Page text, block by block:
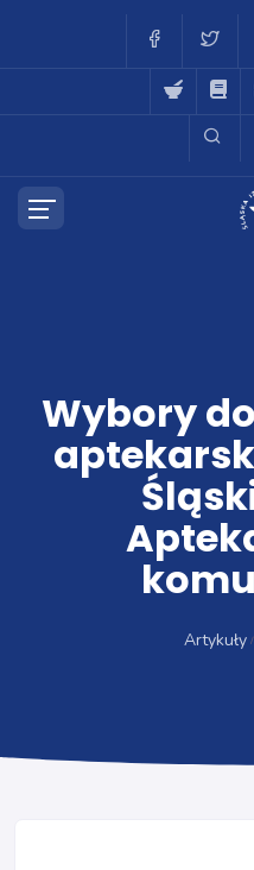
Wybory
Artykuły